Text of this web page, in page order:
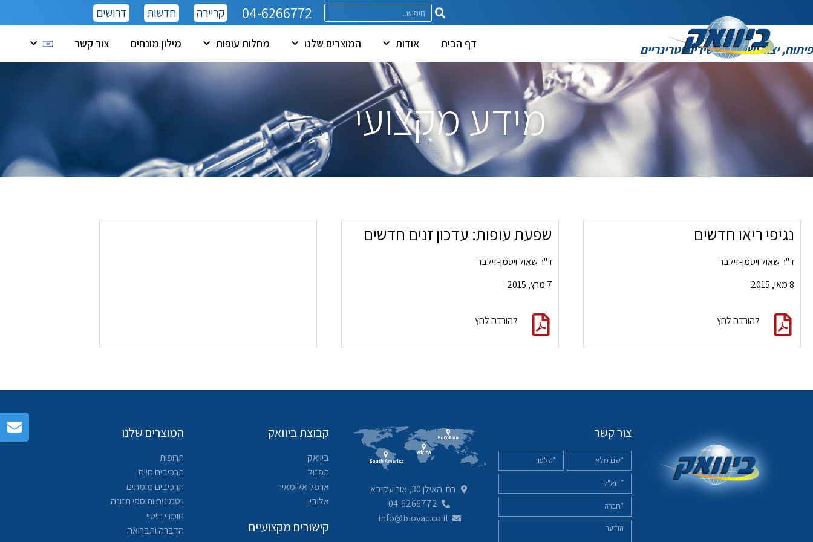
04-6266772 קריירה חדשות דרושים
פיתוח, יצור ושיווק תכשירים וטרינריים דף הבית אודות המוצרים שלנו מחלות עופות מילון מונחים צור קשר
מידע מקצועי
נגיפי ריאו חדשים
ד"ר שאול ויטמן-זילבר
8 מאי, 2015
להורדה לחץ
שפעת עופות: עדכון זנים חדשים
ד"ר שאול ויטמן-זילבר
7 מרץ, 2015
להורדה לחץ
צור קשר
רח' האילן 30, אור עקיבא
04-6266772
info@biovac.co.il
קבוצת ביוואק
ביוואק
תפזול
ארפל אלומאיר
אלובין
קישורים מקצועיים
המוצרים שלנו
תרופות
תרכיבים חיים
תרכיבים מומתים
ויטמינים ותוספי תזונה
חומרי חיטוי
הדברה ותברואה